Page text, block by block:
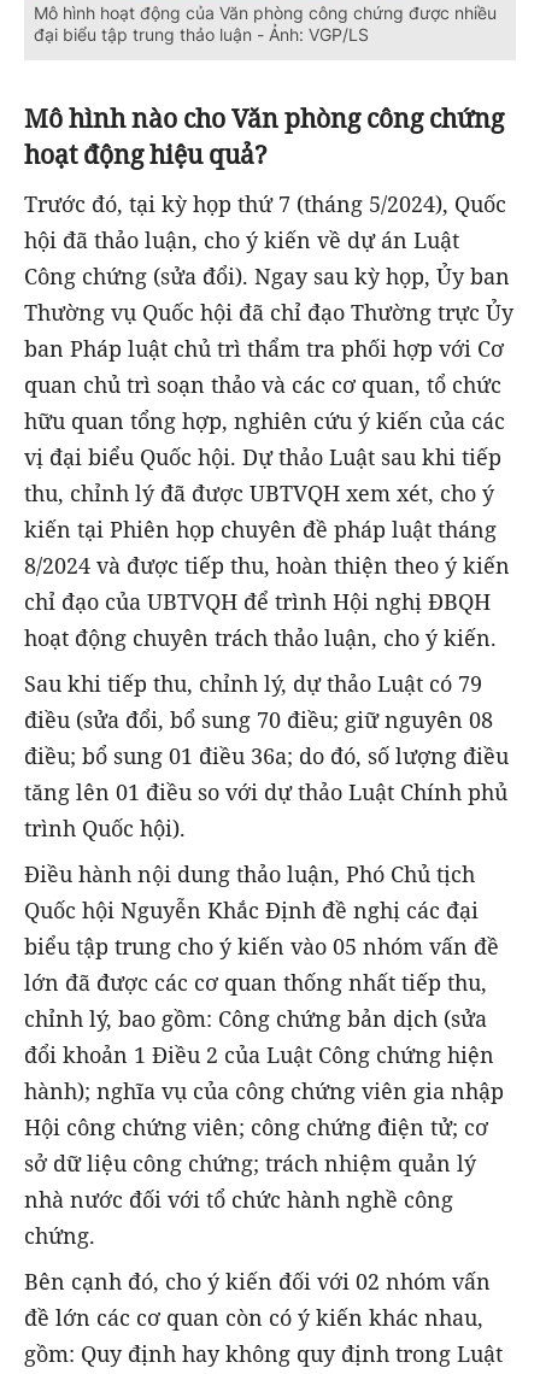
Mô hình hoạt động của Văn phòng công chứng được nhiều
đại biểu tập trung thảo luận - Ảnh: VGP/LS
Mô hình nào cho Văn phòng công chứng
hoạt động hiệu quả?
Trước đó, tại kỳ họp thứ 7 (tháng 5/2024), Quốc
hội đã thảo luận, cho ý kiến về dự án Luật
Công chứng (sửa đổi). Ngay sau kỳ họp, Ủy ban
Thường vụ Quốc hội đã chỉ đạo Thường trực Ủy
ban Pháp luật chủ trì thẩm tra phối hợp với Cơ
quan chủ trì soạn thảo và các cơ quan, tổ chức
hữu quan tổng hợp, nghiên cứu ý kiến của các
vị đại biểu Quốc hội. Dự thảo Luật sau khi tiếp
thu, chỉnh lý đã được UBTVQH xem xét, cho ý
kiến tại Phiên họp chuyên đề pháp luật tháng
8/2024 và được tiếp thu, hoàn thiện theo ý kiến
chỉ đạo của UBTVQH để trình Hội nghị ĐBQH
hoạt động chuyên trách thảo luận, cho ý kiến.
Sau khi tiếp thu, chỉnh lý, dự thảo Luật có 79
điều (sửa đổi, bổ sung 70 điều; giữ nguyên 08
điều; bổ sung 01 điều 36a; do đó, số lượng điều
tăng lên 01 điều so với dự thảo Luật Chính phủ
trình Quốc hội).
Điều hành nội dung thảo luận, Phó Chủ tịch
Quốc hội Nguyễn Khắc Định đề nghị các đại
biểu tập trung cho ý kiến vào 05 nhóm vấn đề
lớn đã được các cơ quan thống nhất tiếp thu,
chỉnh lý, bao gồm: Công chứng bản dịch (sửa
đổi khoản 1 Điều 2 của Luật Công chứng hiện
hành); nghĩa vụ của công chứng viên gia nhập
Hội công chứng viên; công chứng điện tử; cơ
sở dữ liệu công chứng; trách nhiệm quản lý
nhà nước đối với tổ chức hành nghề công
chứng.
Bên cạnh đó, cho ý kiến đối với 02 nhóm vấn
đề lớn các cơ quan còn có ý kiến khác nhau,
gồm: Quy định hay không quy định trong Luật